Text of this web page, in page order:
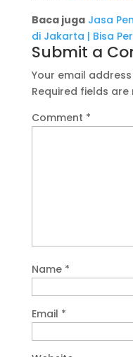
Baca juga Jasa
di Jakarta | Bisa
Submit a
Your email
Required fields are
Comment *
Name *
Email *